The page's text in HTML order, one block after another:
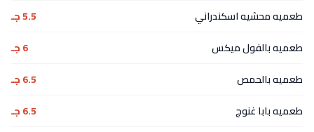
طعميه محشيه اسكندراني
5.5 جـ
طعميه بالفول ميكس
6 جـ
طعميه بالحمص
6.5 جـ
طعميه بابا غنوج
6.5 جـ